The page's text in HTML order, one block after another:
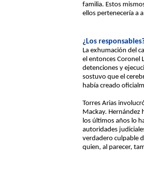
familia. Estos
ellos pertenecería a
¿Los
La exhumación del
el entonces Coronel
detenciones y
sostuvo que el
había creado
Torres Arias
Mackay. Hernández
los últimos años lo
autoridades
verdadero culpable
quien, al parecer,